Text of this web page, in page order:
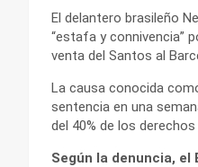
El delantero brasileño
“estafa y connivencia”
venta del Santos al
La causa conocida
sentencia en una
del 40% de los
Según la denuncia,